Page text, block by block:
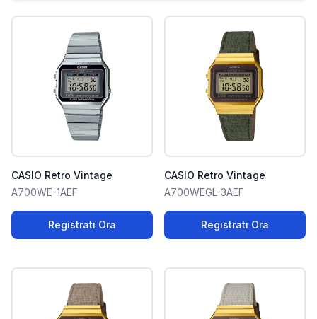
CASIO Retro Vintage
A700WE-1AEF
Registrati Ora
CASIO Retro Vintage
A700WEGL-3AEF
Registrati Ora